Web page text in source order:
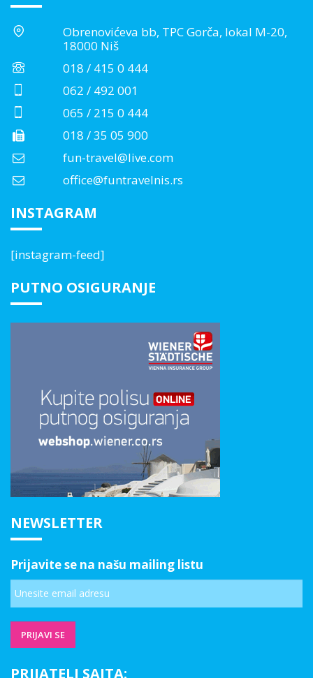
Obrenovićeva bb, TPC Gorča, lokal M-20,
18000 Niš
018 / 415 0 444
062 / 492 001
065 / 215 0 444
018 / 35 05 900
fun-travel@live.com
office@funtravelnis.rs
INSTAGRAM
[instagram-feed]
PUTNO OSIGURANJE
NEWSLETTER
Prijavite se na našu mailing listu
PRIJATELJ SAJTA: